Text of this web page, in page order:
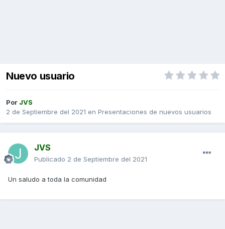
Nuevo usuario
Por JVS
2 de Septiembre del 2021 en Presentaciones de nuevos usuarios
JVS
Publicado 2 de Septiembre del 2021
Un saludo a toda la comunidad